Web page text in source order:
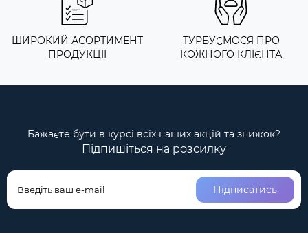
ШИРОКИЙ АСОРТИМЕНТ
ПРОДУКЦІІ
ТУРБУЄМОСЯ ПРО
КОЖНОГО КЛІЄНТА
Бажаєте бути в курсі всіх наших акцій та знижок?
Підпишіться на розсилку
Підписатись